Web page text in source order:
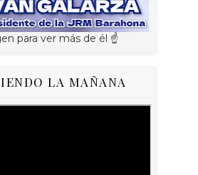
para ver más de él ☝
LA MAÑANA